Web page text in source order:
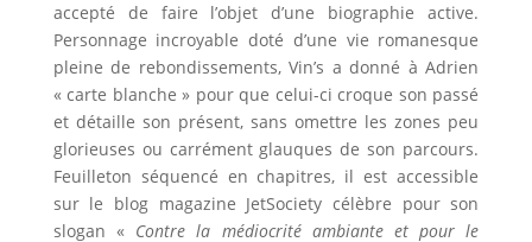
accepté de faire l’objet d’une biographie active.
Personnage incroyable doté d’une vie romanesque
pleine de rebondissements, Vin’s a donné à Adrien
« carte blanche » pour que celui-ci croque son passé
et détaille son présent, sans omettre les zones peu
glorieuses ou carrément glauques de son parcours.
Feuilleton séquencé en chapitres, il est accessible
sur le blog magazine JetSociety célèbre pour son
slogan « Contre la médiocrité ambiante et pour le